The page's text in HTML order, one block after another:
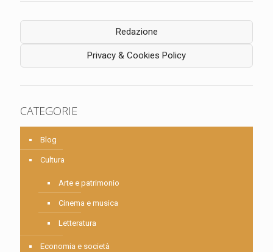
Redazione
Privacy & Cookies Policy
CATEGORIE
Blog
Cultura
Arte e patrimonio
Cinema e musica
Letteratura
Economia e società